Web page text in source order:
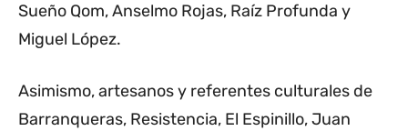
Sueño Qom, Anselmo Rojas, Raíz Profunda y
Miguel López.
Asimismo, artesanos y referentes culturales de
Barranqueras, Resistencia, El Espinillo, Juan